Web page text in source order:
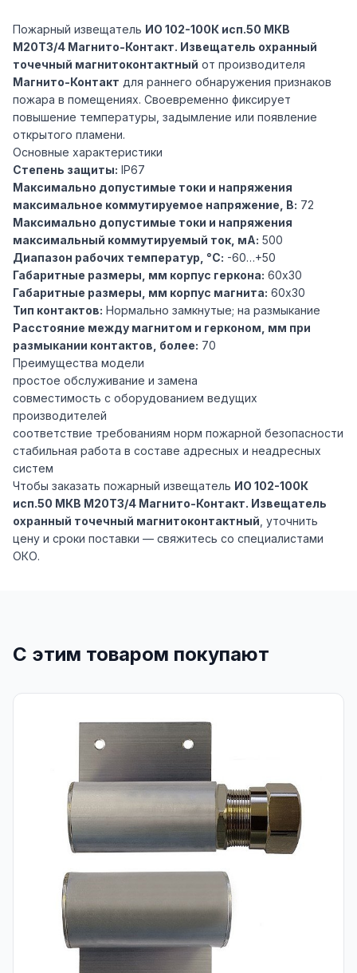
Пожарный извещатель ИО 102-100К исп.50 МКВ
М20Т3/4 Магнито-Контакт. Извещатель охранный
точечный магнитоконтактный от производителя
Магнито-Контакт для раннего обнаружения признаков
пожара в помещениях. Своевременно фиксирует
повышение температуры, задымление или появление
открытого пламени.
Основные характеристики
Степень защиты: IP67
Максимально допустимые токи и напряжения
максимальное коммутируемое напряжение, В: 72
Максимально допустимые токи и напряжения
максимальный коммутируемый ток, мА: 500
Диапазон рабочих температур, °С: -60…+50
Габаритные размеры, мм корпус геркона: 60х30
Габаритные размеры, мм корпус магнита: 60х30
Тип контактов: Нормально замкнутые; на размыкание
Расстояние между магнитом и герконом, мм при
размыкании контактов, более: 70
Преимущества модели
простое обслуживание и замена
совместимость с оборудованием ведущих
производителей
соответствие требованиям норм пожарной безопасности
стабильная работа в составе адресных и неадресных
систем
Чтобы заказать пожарный извещатель ИО 102-100К
исп.50 МКВ М20Т3/4 Магнито-Контакт. Извещатель
охранный точечный магнитоконтактный , уточнить
цену и сроки поставки — свяжитесь со специалистами
ОКО.
С этим товаром покупают